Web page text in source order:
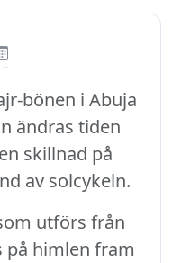
bönen i Abuja
ändras tiden
skillnad på
av solcykeln.
utförs från
på himlen fram